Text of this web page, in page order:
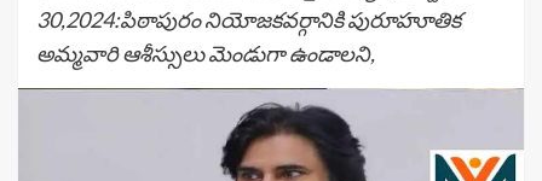
30,2024:పిఠాపురం నియోజకవర్గానికి పురూహూతిక
అమ్మవారి ఆశీస్సులు మెండుగా ఉండాలని,